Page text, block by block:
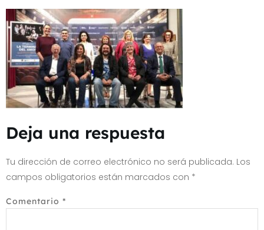
Deja una respuesta
Tu dirección de correo electrónico no será publicada. Los
campos obligatorios están marcados con *
Comentario *